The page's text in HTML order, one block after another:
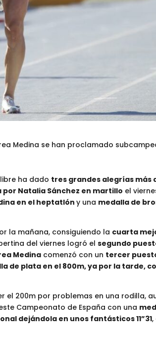
Medina se han proclamado
ha dado tres grandes alegrías más
Natalia Sánchez en martillo el
en el heptatlóny una medalla de
la mañana, consiguiendo la cuarta
del viernes logró elsegundo
Medina comenzó con un tercer
de plata en el 800m, ya por la tarde,
el 200m por problemas en una rodilla,
Campeonato de España con una
dejándola en unos fantásticos 11”31